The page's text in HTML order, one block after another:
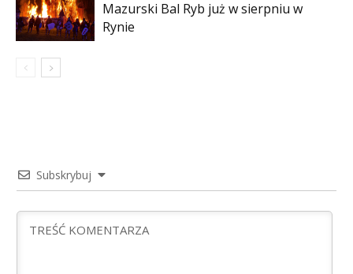
Mazurski Bal Ryb już w sierpniu w
Rynie
Subskrybuj